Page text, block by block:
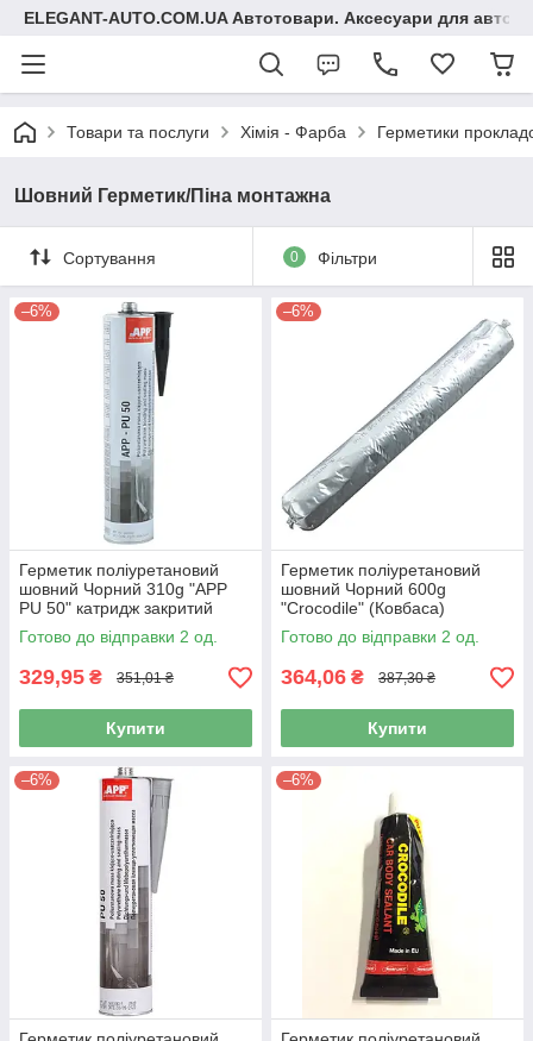
ELEGANT-AUTO.COM.UA Автотовари. Аксесуари для авто
Товари та послуги Хімія - Фарба Герметики
Шовний Герметик/Піна монтажна
Сортування 0 Фільтри
–6%
Герметик поліуретановий
шовний Чорний 310g "APP
PU 50" катридж закритий
040303
Готово до відправки 2 од.
329,95 ₴ 351,01 ₴
Купити
–6%
Герметик поліуретановий
шовний Чорний 600g
"Crocodile" (Ковбаса)
5021176
Готово до відправки 2 од.
364,06 ₴ 387,30 ₴
Купити
–6% –6%